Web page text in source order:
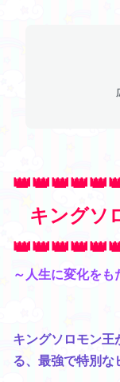
キングソ
～人生に変化をも
キングソロモン王
る、最強で特別な